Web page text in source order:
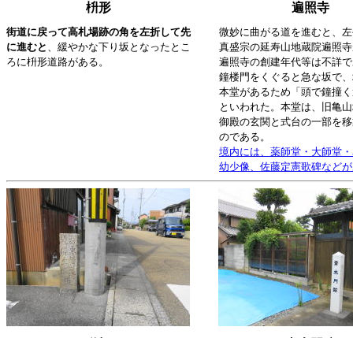
枡形 遍照寺
街道に戻って高札場跡の角を左折して先
に進むと 、緩やかな下り坂となったとこ
ろに枡形道路がある。
微妙に曲がる道を進むと、
真盛宗の延寿山地蔵院遍照
遍照寺の創建年代等は不詳
鐘楼門をくぐると急な坂で
本堂があるため「頭で鐘撞
といわれた。本堂は、旧亀
御殿の玄関と式台の一部を
のである。
境内には、薬師堂・大師堂
幼少像、佐藤定憲歌碑など